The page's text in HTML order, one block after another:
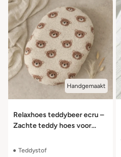
Handgemaakt
Relaxhoes teddybeer ecru –
Zachte teddy hoes voor
Teddystof